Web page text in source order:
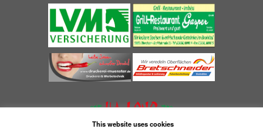
This website uses cookies